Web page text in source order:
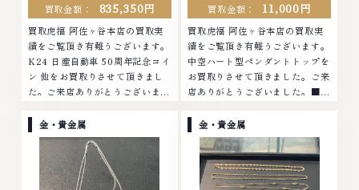
買取金額：
835,350円
買取虎福 阿佐ヶ谷本店の買取実
績をご覧頂き有難うございます。
K24 日産自動車 50周年記念コイ
ン 他をお買取りさせて頂きまし
た。ご来店ありがとうございまし
ラチナ ダイヤモンド ブランド品
ブランド衣類 お酒買取りのこと
なら、お任せくださいなかでも
金・プラチナ等のアクセサリー・
貴金属・宝石・ダイヤモンド・ジ
買取金額：
11,000円
買取虎福 阿佐ヶ谷本店の買取実
績をご覧頂き有難うございます。
中空ハート型ペンダントトップを
お買取りさせて頂きました。ご来
店ありがとうございました。■地
イヤモンド ブランド品 ブランド
衣類 お酒買取りのことなら、お
任せくださいなかでも金・プラチ
ナ等のアクセサリー・貴金属・宝
石・ダイヤモンド・ジュエリーや
金・貴金属 金・貴金属